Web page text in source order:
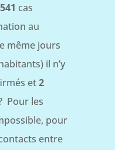
541 cas
au
même jours
il n’y
et2
Pour les
pour
entre